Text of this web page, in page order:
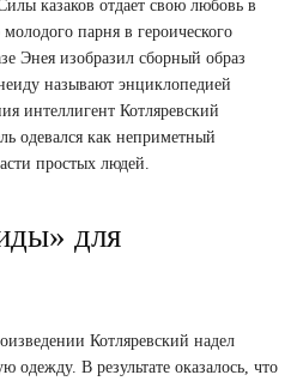
казаков отдает свою любовь в
парня в героического
Энея изобразил сборный образ
называют энциклопедией
интеллигент Котляревский
одевался как неприметный
простых людей.
для
Котляревский надел
одежду. В результате оказалось, что